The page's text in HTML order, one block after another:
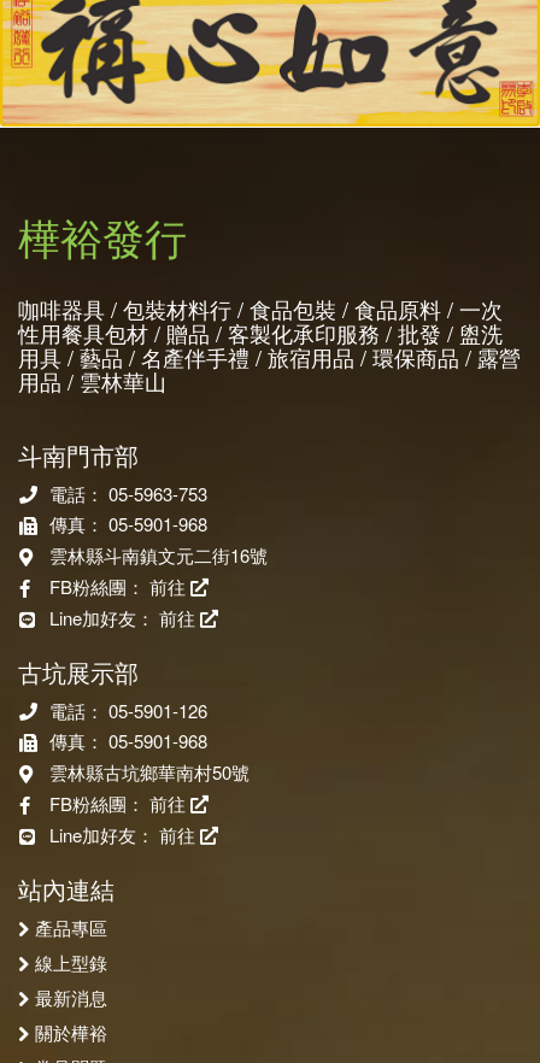
樺裕發行
咖啡器具 / 包裝材料行 / 食品包裝 / 食品原料 / 一次
性用餐具包材 / 贈品 / 客製化承印服務 / 批發 / 盥洗
用具 / 藝品 / 名產伴手禮 / 旅宿用品 / 環保商品 / 露營
用品 / 雲林華山
斗南門市部
電話： 05-5963-753
傳真： 05-5901-968
雲林縣斗南鎮文元二街16號
FB粉絲團： 前往
Line加好友： 前往
古坑展示部
電話： 05-5901-126
傳真： 05-5901-968
雲林縣古坑鄉華南村50號
FB粉絲團： 前往
Line加好友： 前往
站內連結
產品專區
線上型錄
最新消息
關於樺裕